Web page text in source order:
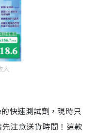
大
快速測試劑，現時只
注意送貨時間！這款